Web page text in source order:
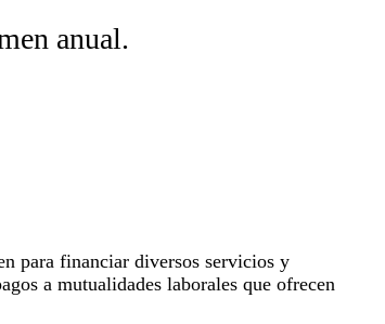
anual.
para financiar diversos servicios y
a mutualidades laborales que ofrecen